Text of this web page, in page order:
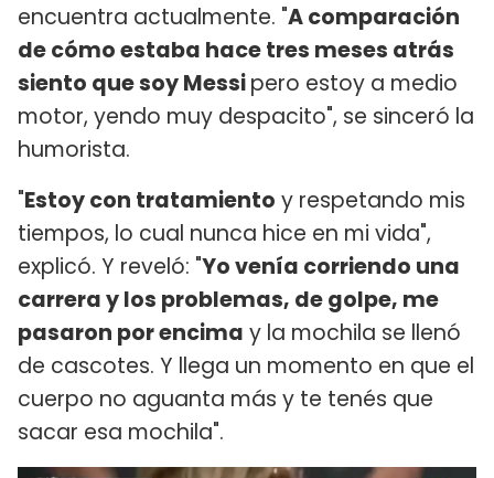
encuentra actualmente. "A comparación
de cómo estaba hace tres meses atrás
siento que soy Messipero estoy a medio
motor, yendo muy despacito", se sinceró la
humorista.
"Estoy con tratamiento y respetando mis
tiempos, lo cual nunca hice en mi vida",
explicó. Y reveló: "Yo venía corriendo una
carrera y los problemas, de golpe, me
pasaron por encima y la mochila se llenó
de cascotes. Y llega un momento en que el
cuerpo no aguanta más y te tenés que
sacar esa mochila".